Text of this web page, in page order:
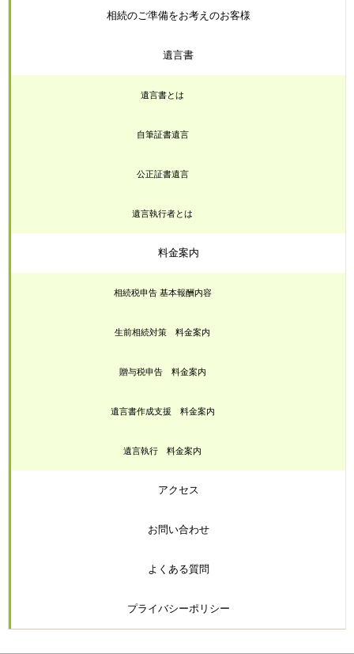
相続のご準備をお考えのお客様
遺言書
遺言書とは
自筆証書遺言
公正証書遺言
遺言執行者とは
料金案内
相続税申告 基本報酬内容
生前相続対策 料金案内
贈与税申告 料金案内
遺言書作成支援 料金案内
遺言執行 料金案内
アクセス
お問い合わせ
よくある質問
プライバシーポリシー